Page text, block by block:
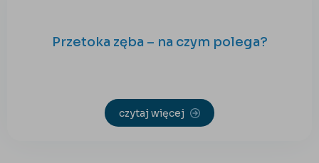
Przetoka zęba – na czym polega?
czytaj więcej